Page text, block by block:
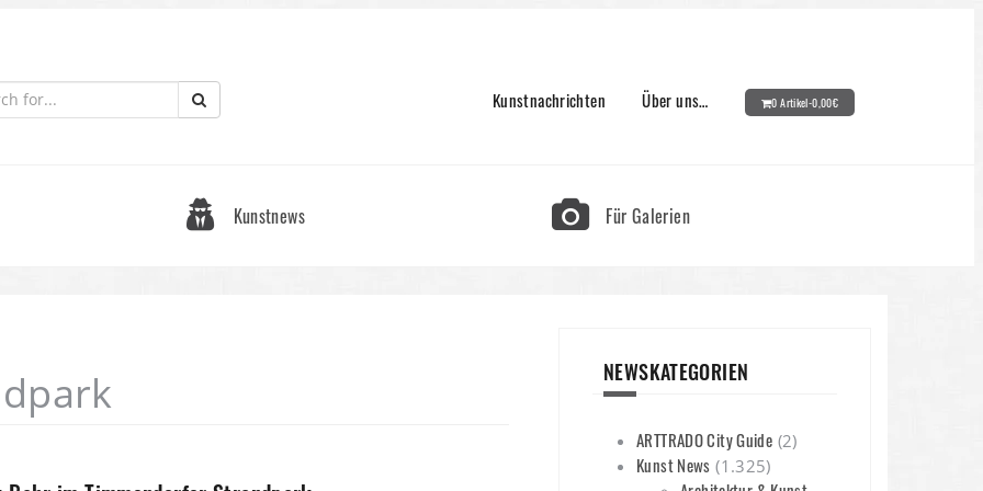
Kunstnachrichten Über uns… 0 Artikel-0,00€
Kunstnews Für Galerien
NEWSKATEGORIEN
ARTTRADO City Guide (2)
Kunst News (1.325)